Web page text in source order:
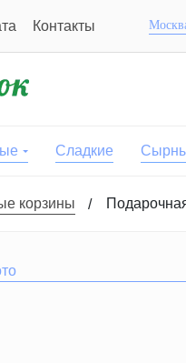
Контакты
Сладкие
корзины